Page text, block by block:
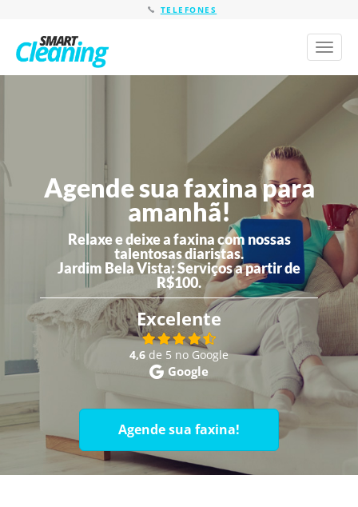
TELEFONES
Toggle
Agende sua faxina para
amanhã!
Relaxe e deixe a faxina com nossas
talentosas diaristas.
Jardim Bela Vista:Serviços a partir de
R$100.
Excelente
4,6 de 5 no Google
Google
Agende sua faxina!